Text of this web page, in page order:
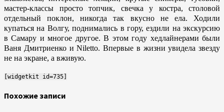
мастер-классы просто топчик, свечка у костра, столовой
отдельный поклон, никогда так вкусно не ела. Ходили
купаться на Волгу, поднимались в гору, ездили на экскурсию
в Самару и многое другое. В этом году хедлайнерами были
Ваня Дмитриенко и Niletto. Впервые в жизни увидела звезду
не на экране, а вживую.
[widgetkit id=735]
Похожие записи